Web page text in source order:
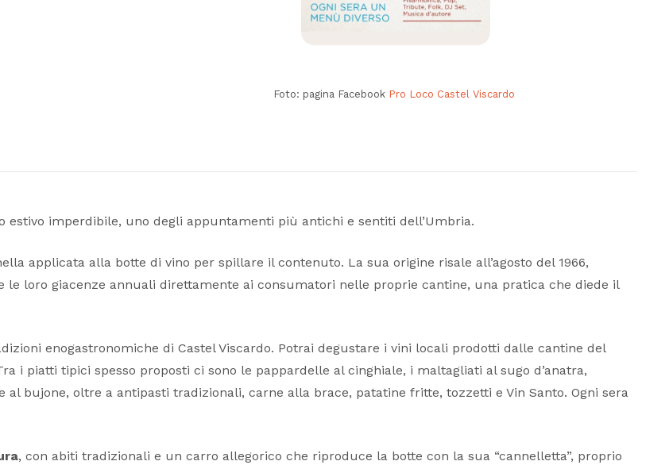
Foto: pagina Facebook Pro Loco Castel Viscardo
estivo imperdibile, uno degli appuntamenti più antichi e sentiti dell’Umbria.
applicata alla botte di vino per spillare il contenuto. La sua origine risale all’agosto del 1966,
loro giacenze annuali direttamente ai consumatori nelle proprie cantine, una pratica che diede il
enogastronomiche di Castel Viscardo. Potrai degustare i vini locali prodotti dalle cantine del
i piatti tipici spesso proposti ci sono le pappardelle al cinghiale, i maltagliati al sugo d’anatra,
bujone, oltre a antipasti tradizionali, carne alla brace, patatine fritte, tozzetti e Vin Santo. Ogni sera
, con abiti tradizionali e un carro allegorico che riproduce la botte con la sua “cannelletta”, proprio